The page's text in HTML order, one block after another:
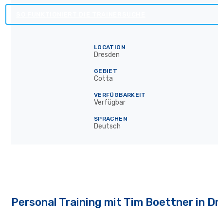
LOCATION
Dresden
GEBIET
Cotta
VERFÜGBARKEIT
Verfügbar
SPRACHEN
Deutsch
Personal Training mit Tim Boettner in